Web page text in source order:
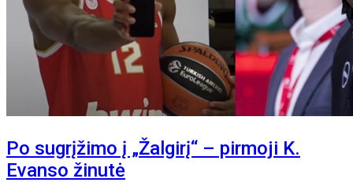
Po sugrįžimo į „Žalgirį“ – pirmoji K.
Evanso žinutė